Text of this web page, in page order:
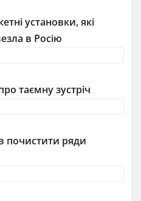
установки, які
в Росію
таємну зустріч
почистити ряди